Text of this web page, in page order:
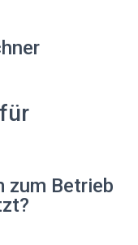
zum Betrieb